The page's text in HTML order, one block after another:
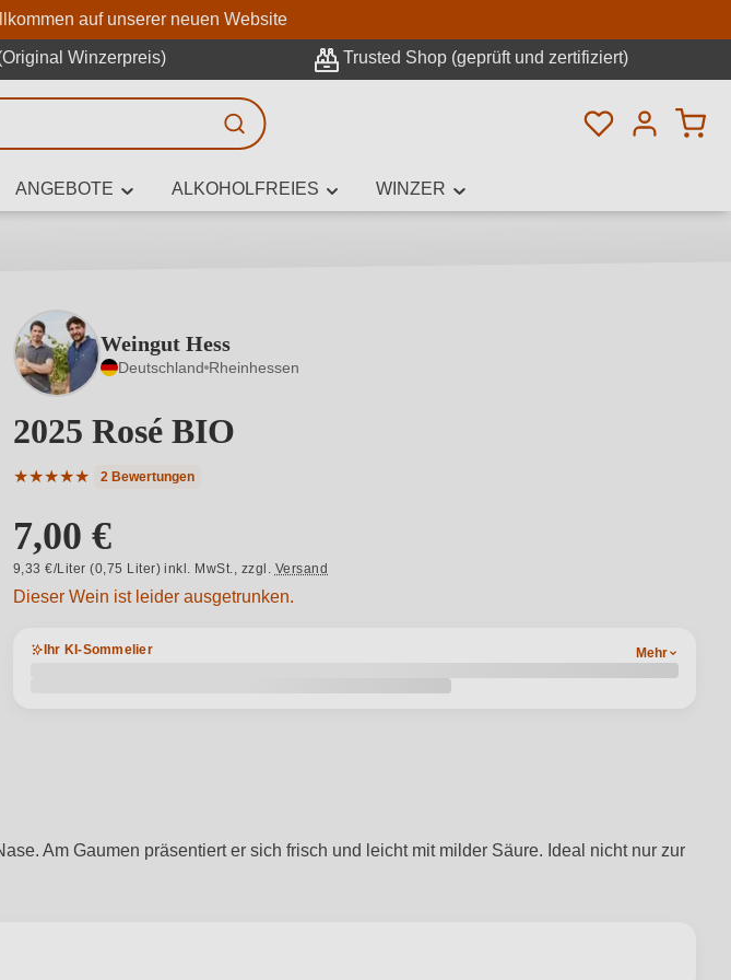
Hauptinhalt springen
Suche springen
Hauptnavigation springen
auf unserer neuen Website
Winzerpreis) Trusted Shop (geprüft und zertifiziert)
Du hast 0
ANGEBOTE ALKOHOLFREIES WINZER
Weingut Hess
Deutschland Rheinhessen
2025 Rosé BIO
★★★★★
Durchschnittliche Bewertung von 5 von 5 Sternen
2 Bewertungen
7,00 €
9,33 €/Liter (0,75 Liter) inkl. MwSt., zzgl. Versand
Dieser Wein ist leider ausgetrunken.
Ihr KI-Sommelier Mehr
Am Gaumen präsentiert er sich frisch und leicht mit milder Säure. Ideal nicht nur zur
Erweiterte Suche
nach Geschmack, Anlass, Weinnamen,
oder anderen Kriterien.